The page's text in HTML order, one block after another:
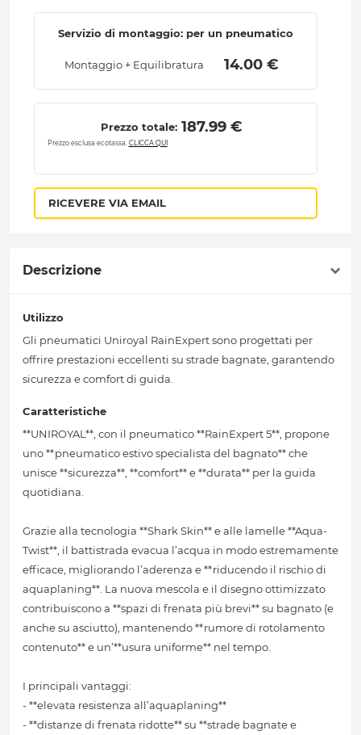
Servizio di montaggio: per un pneumatico
Montaggio + Equilibratura 14.00 €
Prezzo totale: 187.99 €
Prezzo esclusa ecotassa. CLICCA QUI
RICEVERE VIA EMAIL
Descrizione
Utilizzo
Gli pneumatici Uniroyal RainExpert sono progettati per
offrire prestazioni eccellenti su strade bagnate, garantendo
sicurezza e comfort di guida.
Caratteristiche
**UNIROYAL**, con il pneumatico **RainExpert 5**, propone
uno **pneumatico estivo specialista del bagnato** che
unisce **sicurezza**, **comfort** e **durata** per la guida
quotidiana.
Grazie alla tecnologia **Shark Skin** e alle lamelle **Aqua-
Twist**, il battistrada evacua l’acqua in modo estremamente
efficace, migliorando l’aderenza e **riducendo il rischio di
aquaplaning**. La nuova mescola e il disegno ottimizzato
contribuiscono a **spazi di frenata più brevi** su bagnato (e
anche su asciutto), mantenendo **rumore di rotolamento
contenuto** e un’**usura uniforme** nel tempo.
I principali vantaggi:
- **elevata resistenza all’aquaplaning**
- **distanze di frenata ridotte** su **strade bagnate e